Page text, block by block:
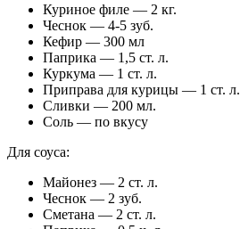
Куриное филе — 2 кг.
Чеснок — 4-5 зуб.
Кефир — 300 мл
Паприка — 1,5 ст. л.
Куркума — 1 ст. л.
Приправа для курицы — 1 ст. л.
Сливки — 200 мл.
Соль — по вкусу
Для соуса:
Майонез — 2 ст. л.
Чеснок — 2 зуб.
Сметана — 2 ст. л.